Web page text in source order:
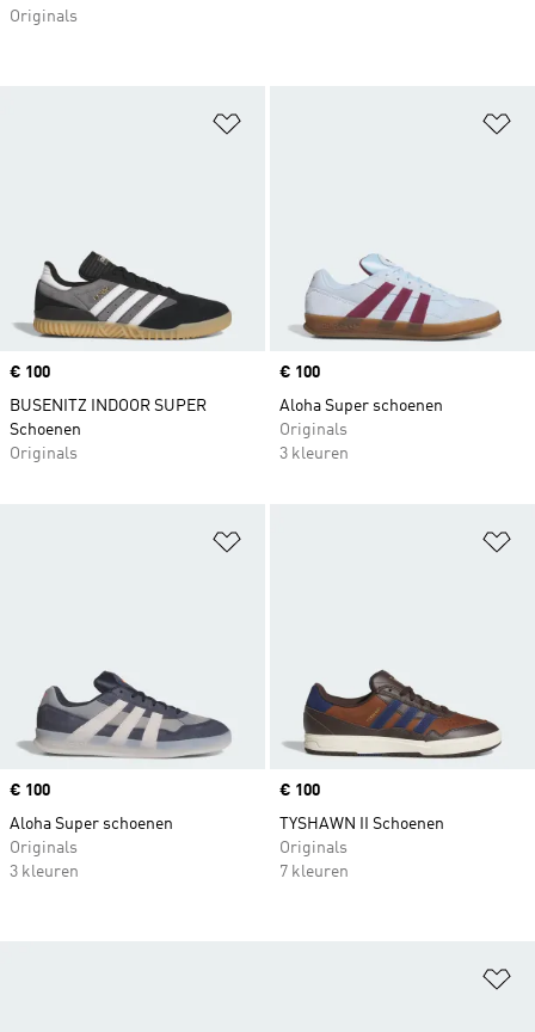
Price
€ 100
BUSENITZ INDOOR SUPER
Schoenen
Originals
Price
€ 100
Aloha Super schoenen
Originals
3 kleuren
Price
€ 100
Aloha Super schoenen
Originals
3 kleuren
Price
€ 100
TYSHAWN II Schoenen
Originals
7 kleuren
Originals